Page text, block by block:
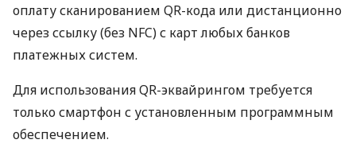
оплату сканированием QR-кода или дистанционно
через ссылку (без NFC) с карт любых банков
платежных систем.
Для использования QR-эквайрингом требуется
только смартфон с установленным программным
обеспечением.